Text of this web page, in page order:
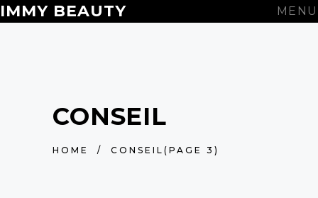
IMMY BEAUTY MENU
CONSEIL
HOME / CONSEIL (PAGE 3)